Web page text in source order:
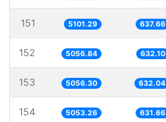
151 5101.29 637.66
152 5056.84 632.10
153 5056.30 632.04
154 5053.26 631.66